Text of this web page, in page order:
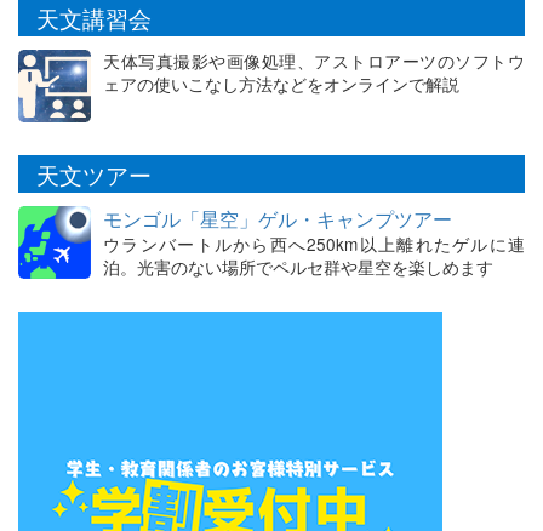
天文講習会
天体写真撮影や画像処理、アストロアーツのソフトウ
ェアの使いこなし方法などをオンラインで解説
天文ツアー
モンゴル「星空」ゲル・キャンプツアー
ウランバートルから西へ250km以上離れたゲルに連
泊。光害のない場所でペルセ群や星空を楽しめます